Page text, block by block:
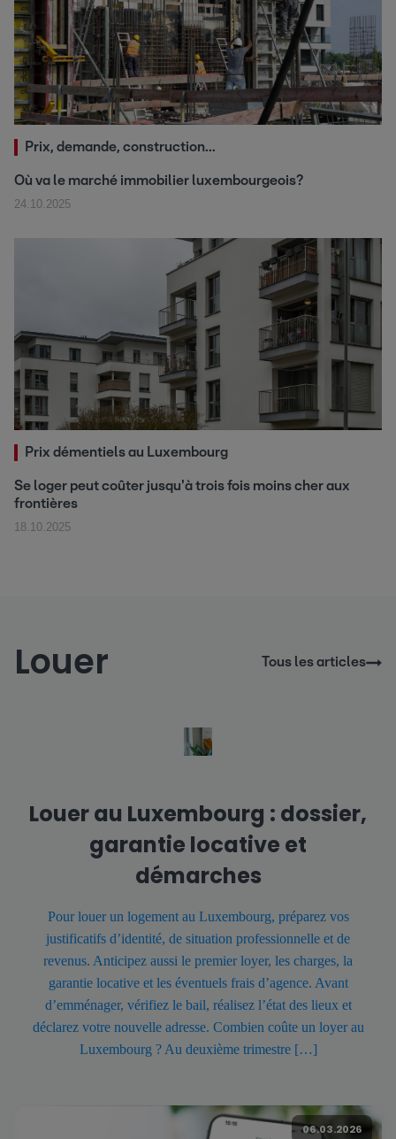
Prix, demande, construction...
Où va le marché immobilier luxembourgeois?
24.10.2025
Prix démentiels au Luxembourg
Se loger peut coûter jusqu'à trois fois moins cher aux
frontières
18.10.2025
Louer Tous les articles
Louer au Luxembourg : dossier,
garantie locative et
démarches
Pour louer un logement au Luxembourg, préparez vos
justificatifs d’identité, de situation professionnelle et de
revenus. Anticipez aussi le premier loyer, les charges, la
garantie locative et les éventuels frais d’agence. Avant
d’emménager, vérifiez le bail, réalisez l’état des lieux et
déclarez votre nouvelle adresse. Combien coûte un loyer au
Luxembourg ? Au deuxième trimestre […]
06.03.2026